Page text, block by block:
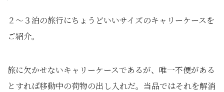
２〜３泊の旅行にちょうどいいサイズのキャリーケースを
ご紹介。
旅に欠かせないキャリーケースであるが、唯一不便がある
とすれば移動中の荷物の出し入れだ。当品ではそれを解消